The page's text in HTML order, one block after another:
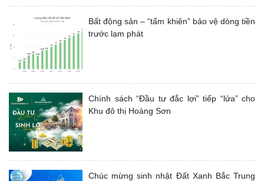
Bất động sản – “tấm khiên” bảo vệ dòng tiền
trước lạm phát
Chính sách “Đầu tư đắc lợi” tiếp “lửa” cho
Khu đô thị Hoàng Sơn
Chúc mừng sinh nhật Đất Xanh Bắc Trung